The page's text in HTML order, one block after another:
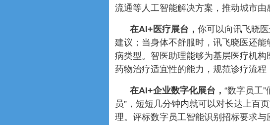
流通等人工智能解决方案，推动城市由
在AI+医疗展台， 你可以向讯飞晓
建议；当身体不舒服时，讯飞晓医还
病类型。智医助理能够为基层医疗机构
药物治疗适宜性的能力，规范诊疗流程
在AI+企业数字化展台， “数字员工
员”，短短几分钟内就可以对长达上百
理。评标数字员工智能识别招标要求